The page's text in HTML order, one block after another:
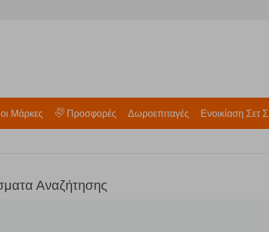
Μάρκες Προσφορές Δωροεπιταγές Ενοικίαση Σετ
Αναζήτησης